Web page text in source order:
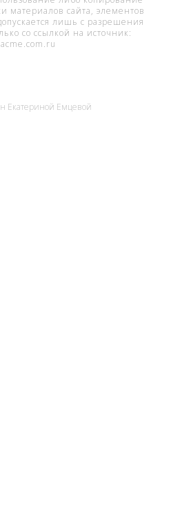
материалов сайта, элементов
лишь с разрешения
со ссылкой на источник:
Екатериной Емцевой